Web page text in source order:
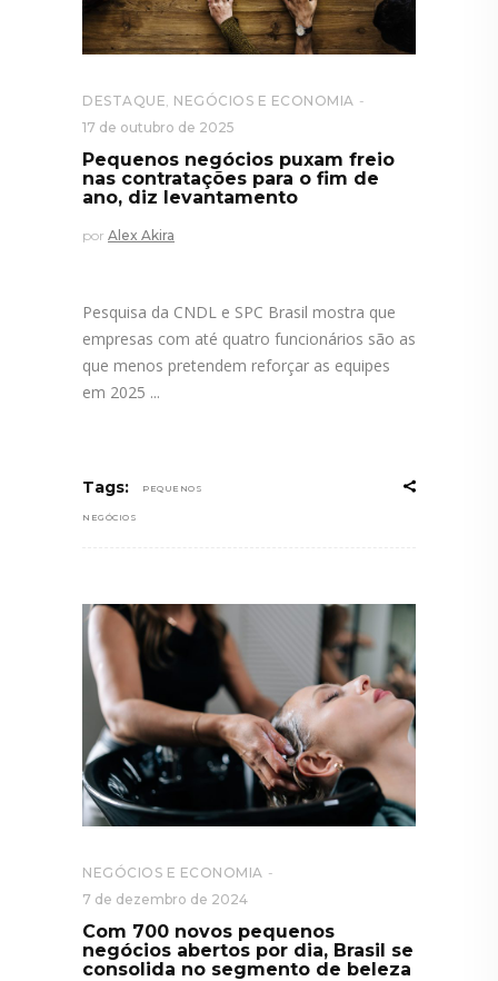
DESTAQUE NEGÓCIOS E ECONOMIA
17 de outubro de 2025
Pequenos negócios puxam freio
nas contratações para o fim de
ano, diz levantamento
por Alex Akira
Pesquisa da CNDL e SPC Brasil mostra que
empresas com até quatro funcionários são as
que menos pretendem reforçar as equipes
em 2025
Tags: PEQUENOS
NEGÓCIOS
NEGÓCIOS E ECONOMIA
7 de dezembro de 2024
Com 700 novos pequenos
negócios abertos por dia, Brasil se
consolida no segmento de beleza